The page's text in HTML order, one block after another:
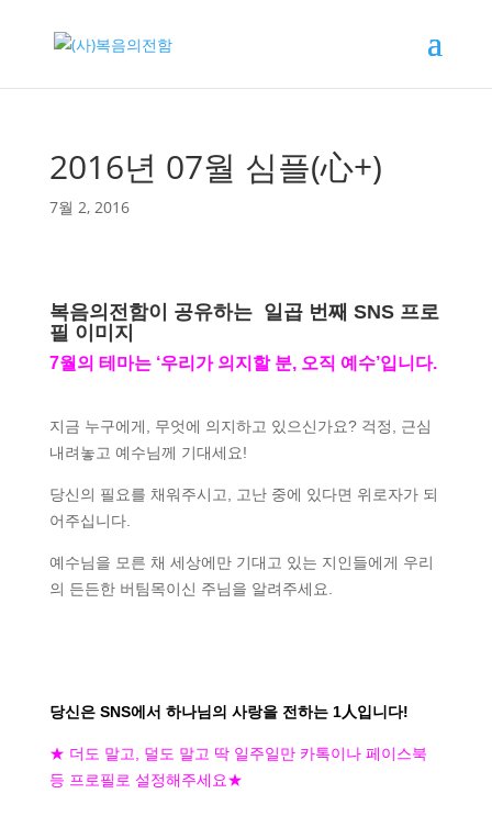
2016년 07월 심플(心+)
7월 2, 2016
복음의전함이 공유하는 일곱 번째 SNS 프로
필 이미지
7월의 테마는 ‘우리가 의지할 분, 오직 예수’입니다.
지금 누구에게, 무엇에 의지하고 있으신가요? 걱정, 근심
내려놓고 예수님께 기대세요!
당신의 필요를 채워주시고, 고난 중에 있다면 위로자가 되
어주십니다.
예수님을 모른 채 세상에만 기대고 있는 지인들에게 우리
의 든든한 버팀목이신 주님을 알려주세요.
당신은 SNS에서 하나님의 사랑을 전하는 1人입니다!
★ 더도 말고, 덜도 말고 딱 일주일만 카톡이나 페이스북
등 프로필로 설정해주세요★